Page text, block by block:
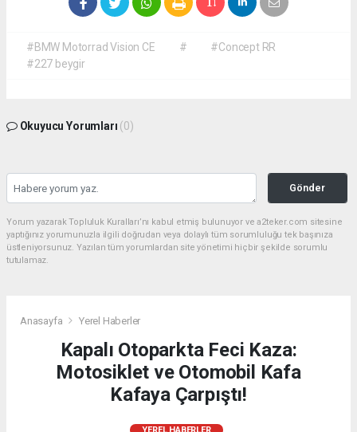
#BMW Motorrad Vision CE #
#Concept RR
#227 beygir
Okuyucu Yorumları (0)
Gönder
Yorum yazarak Topluluk Kuralları’nı kabul etmiş bulunuyor ve a2teker.com sitesine
yaptığınız yorumunuzla ilgili doğrudan veya dolaylı tüm sorumluluğu tek başınıza
üstleniyorsunuz. Yazılan tüm yorumlardan site yönetimi hiçbir şekilde sorumlu
tutulamaz.
Anasayfa Yerel Haberler
Kapalı Otoparkta Feci Kaza:
Motosiklet ve Otomobil Kafa
Kafaya Çarpıştı!